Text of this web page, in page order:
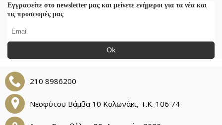
Εγγραφείτε στο newsletter μας και μείνετε ενήμεροι για τα νέα και
τις προσφορές μας
Ok
210 8986200
Νεοφύτου Βάμβα 10 Κολωνάκι, Τ.Κ. 106 74